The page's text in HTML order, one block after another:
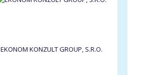
EKONOM KONZULT GROUP, S.R.O.